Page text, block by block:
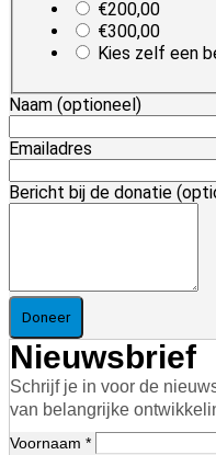
€200,00
€300,00
Kies zelf een
Naam (optioneel)
Emailadres
Bericht bij de donatie
Doneer
Nieuwsbrief
Schrijf je in voor de
van belangrijke
Voornaam *